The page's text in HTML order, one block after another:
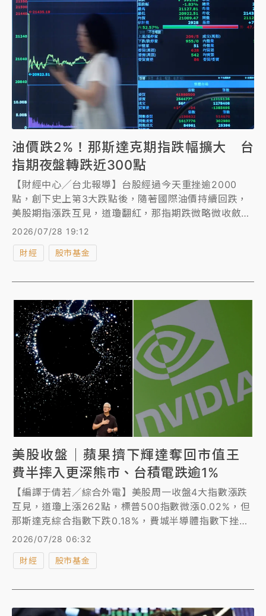
油價跌2%！那斯達克期指跌幅擴大 台
指期夜盤轉跌近300點
【財經中心╱台北報導】台股經過今天重挫逾2000
點，創下史上第3大跌點後，隨著國際油價持續回跌，
美股期指漲跌互見，道瓊翻紅，那指期跌微略微收斂，
台指期夜盤原本翻黑跌近200點，截至下午16時50分
左右約上漲200點，不過，隨著那斯達克期指跌幅擴
大，台指期夜盤19時過後轉跌270點。
2026/07/28 19:12
財經 股市基金
美股收盤｜蘋果擠下輝達奪回市值王
費半摔入更深熊市、台積電跌逾1%
【編譯于倩若／綜合外電】美股周一收盤4大指數漲跌
互見，道瓊上漲262點，標普500指數微漲0.02%，但
那斯達克綜合指數下跌0.18%，費城半導體指數下挫
2.23%、跌入更深的熊市，台積電ADR收盤跌1.07%。
4.759兆美元，奪回市值王寶座。
2026/07/28 06:32
財經 股市基金